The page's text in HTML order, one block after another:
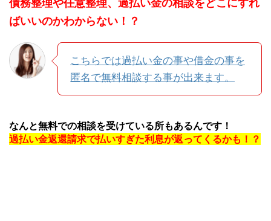
債務整理や任意整理、過払い金の相談をどこにすれ
ばいいのかわからない！？
こちらでは過払い金の事や借金の事を
匿名で無料相談する事が出来ます。
なんと無料での相談を受けている所もあるんです！
過払い金返還請求で払いすぎた利息が返ってくるかも！？